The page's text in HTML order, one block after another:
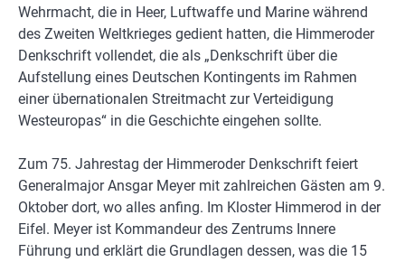
Wehrmacht, die in Heer, Luftwaffe und Marine während
des Zweiten Weltkrieges gedient hatten, die Himmeroder
Denkschrift vollendet, die als „Denkschrift über die
Aufstellung eines Deutschen Kontingents im Rahmen
einer übernationalen Streitmacht zur Verteidigung
Westeuropas“ in die Geschichte eingehen sollte.
Zum 75. Jahrestag der Himmeroder Denkschrift feiert
Generalmajor Ansgar Meyer mit zahlreichen Gästen am 9.
Oktober dort, wo alles anfing. Im Kloster Himmerod in der
Eifel. Meyer ist Kommandeur des Zentrums Innere
Führung und erklärt die Grundlagen dessen, was die 15